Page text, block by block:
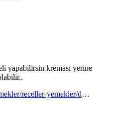
yapabilirsin kreması yerine
receller-yemekler/d…